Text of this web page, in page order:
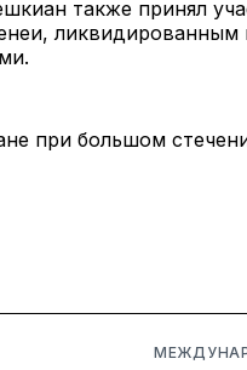
также принял
ликвидированным
при большом